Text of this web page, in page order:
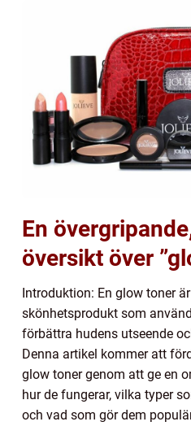
En
översikt över
Introduktion: En glow toner
skönhetsprodukt som
förbättra hudens utseende
Denna artikel kommer att
glow toner genom att ge en
hur de fungerar, vilka typer
och vad som gör dem